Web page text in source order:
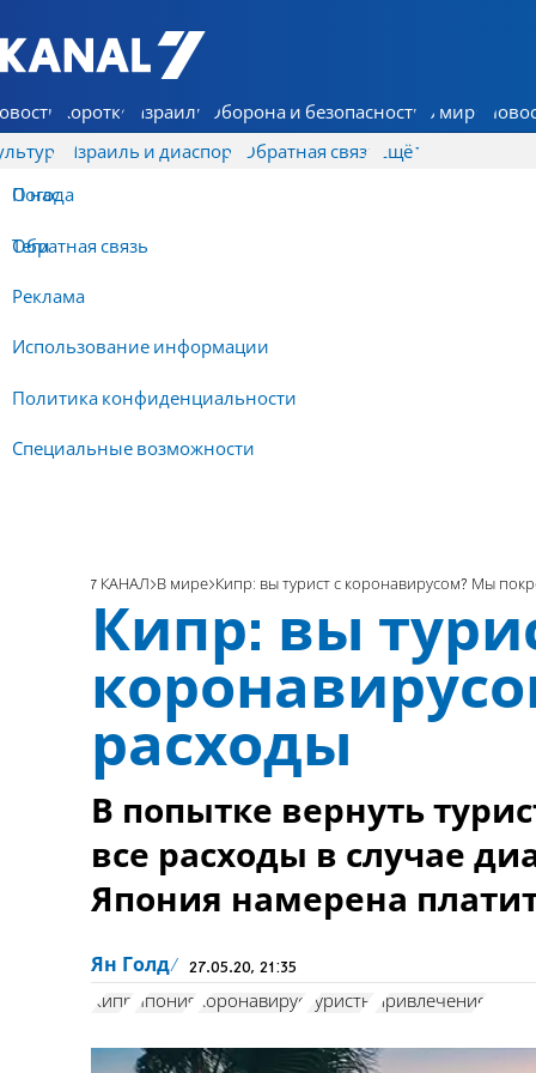
7 КАНАЛ - Аруц Шева
Коротко Израиль Оборона и безопасность В мире
Израиль и диаспора Обратная связь
О нас
Обратная связь
Реклама
Использование информации
Политика конфиденциальности
Специальные возможности
Ещё
Погода
Теги
7 КАНАЛ В мире Кипр: вы турист с коронавирусом? Мы
Кипр: вы
расходы
В попытке вернуть
все расходы в случае
Япония намерена
Ян Голд 27.05.20, 21:35
Кипр Япония коронавирус туристы привлечение